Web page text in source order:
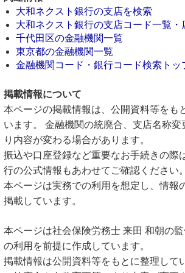
大和ネクスト銀行の支店を検索
大和ネクスト銀行の支店コード一覧・
千代田区の金融機関一覧
東京都の金融機関一覧
金融機関コード・銀行コード検索トッ
掲載情報について
本ページの掲載情報は、公開資料等をも
います。 金融機関の統廃合、支店名称変
り内容が変わる場合があります。
振込や口座登録など重要なお手続きの際
行の公式情報もあわせてご確認ください。
本ページは実務での利用を想定し、情報
掲載しています。
本ページは社会保険労務士 来田 和朝の
の利用を前提に作成しています。
掲載情報は公開資料等をもとに整理して